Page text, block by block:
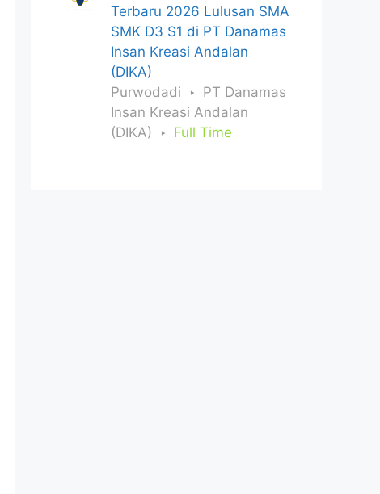
Terbaru 2026 Lulusan SMA
SMK D3 S1 di PT Danamas
Insan Kreasi Andalan
(DIKA)
Purwodadi
PT Danamas
Insan Kreasi Andalan
(DIKA)
Full Time